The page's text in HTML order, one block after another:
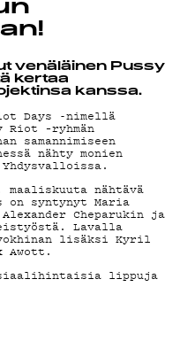
venäläinen Pussy
kertaa
kanssa.
Days -nimellä
Riot –ryhmän
samannimiseen
nähty monien
nähtävä
on syntynyt Maria
Cheparukin ja
Lavalla
lisäksi Kyril
Awott.
lippuja